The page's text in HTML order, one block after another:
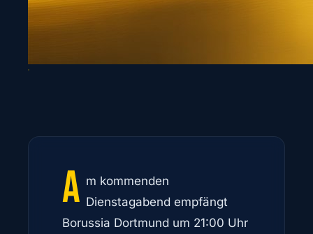
A m kommenden
Dienstagabend empfängt
Borussia Dortmund um 21:00 Uhr